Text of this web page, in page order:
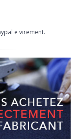
e virement.